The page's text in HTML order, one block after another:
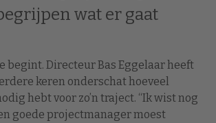
wat er gaat
begint. Directeur Bas Eggelaar heeft
keren onderschat hoeveel
hebt voor zo’n traject. “Ik wist nog
goede projectmanager moest